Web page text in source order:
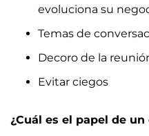
evoluciona su
Temas de
Decoro de la
Evitar ciegos
¿Cuál es el papel de